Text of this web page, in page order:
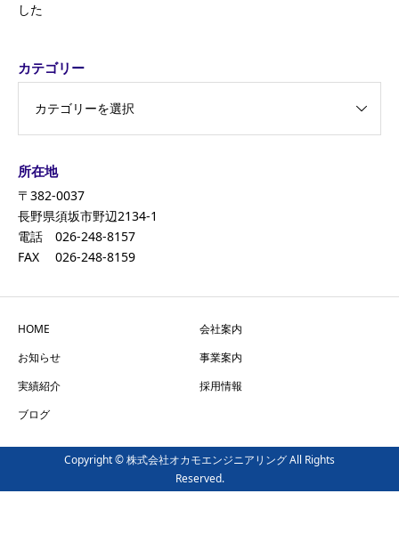
した
カテゴリー
所在地
〒382-0037
長野県須坂市野辺2134-1
電話 026-248-8157
FAX 026-248-8159
HOME
会社案内
お知らせ
事業案内
実績紹介
採用情報
ブログ
Copyright © 株式会社オカモエンジニアリング All Rights
Reserved.